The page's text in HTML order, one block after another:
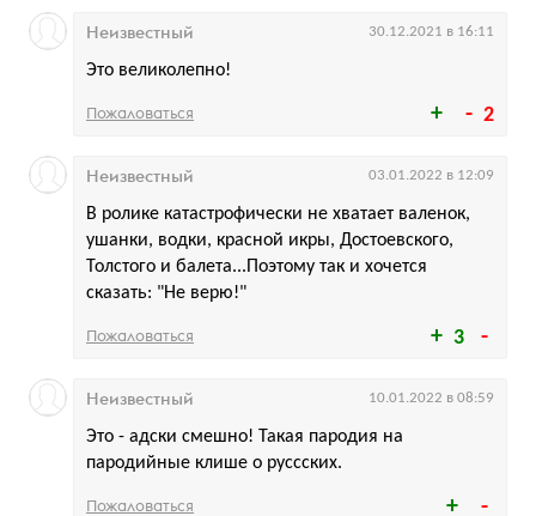
2
Это великолепно!
Неизвестный 30.12.2021 в 16:11
Пожаловаться
3
В ролике катастрофически не хватает валенок,
ушанки, водки, красной икры, Достоевского,
Толстого и балета...Поэтому так и хочется
сказать: "Не верю!"
Неизвестный 03.01.2022 в 12:09
Пожаловаться
Это - адски смешно! Такая пародия на
пародийные клише о руссских.
Неизвестный 10.01.2022 в 08:59
Пожаловаться